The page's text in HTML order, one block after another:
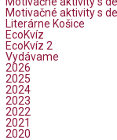
Motivačné aktivity s
Literárne Košice
EcoKvíz
EcoKvíz 2
Vydávame
2026
2025
2024
2023
2022
2021
2020